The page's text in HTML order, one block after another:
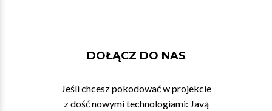
DOŁĄCZ DO NAS
Jeśli chcesz pokodować w projekcie
z dość nowymi technologiami: Javą